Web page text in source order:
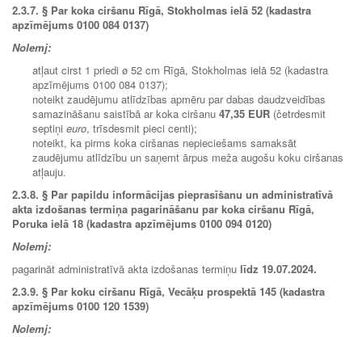
2.3.7. § Par koka ciršanu Rīgā, Stokholmas ielā 52 (kadastra
apzīmējums 0100 084 0137)
Nolemj:
atļaut cirst 1 priedi ø 52 cm Rīgā, Stokholmas ielā 52 (kadastra
apzīmējums 0100 084 0137);
noteikt zaudējumu atlīdzības apmēru par dabas daudzveidības
samazināšanu saistībā ar koka ciršanu 47,35 EUR (četrdesmit
septiņi euro, trīsdesmit pieci centi);
noteikt, ka pirms koka ciršanas nepieciešams samaksāt
zaudējumu atlīdzību un saņemt ārpus meža augošu koku ciršanas
atļauju.
2.3.8. § Par papildu informācijas pieprasīšanu un administratīvā
akta izdošanas termiņa pagarināšanu par koka ciršanu Rīgā,
Poruka ielā 18 (kadastra apzīmējums 0100 094 0120)
Nolemj:
pagarināt administratīvā akta izdošanas termiņu līdz 19.07.2024.
2.3.9. § Par koku ciršanu Rīgā, Vecāķu prospektā 145 (kadastra
apzīmējums 0100 120 1539)
Nolemj: